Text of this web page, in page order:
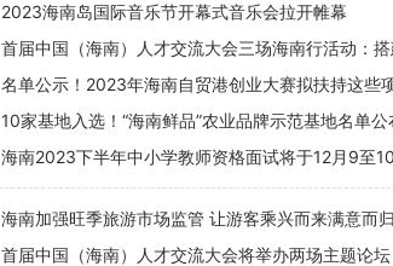
2023海南岛国际音乐节开幕式音乐会拉开帷幕
首届中国（海南）人才交流大会三场海南行活动：
名单公示！2023年海南自贸港创业大赛拟扶持这些
10家基地入选！“海南鲜品”农业品牌示范基地名单公
海南2023下半年中小学教师资格面试将于12月9至
海南加强旺季旅游市场监管 让游客乘兴而来满意而归
首届中国（海南）人才交流大会将举办两场主题论坛